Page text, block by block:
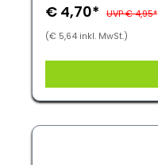
€ 4,70* UVP € 4,95*
(€ 5,64 inkl. MwSt.)